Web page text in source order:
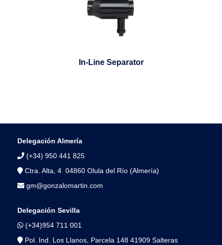
In-Line Separator
Delegación Almería
(+34) 950 441 825
Ctra. Alta, 4 04860 Olula del Río (Almería)
gm@gonzalomartin.com
Delegación Sevilla
(+34)954 711 001
Pol. Ind. Los Llanos, Parcela 148 41909 Salteras